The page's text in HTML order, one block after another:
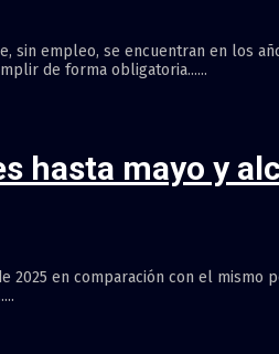
sin empleo, se encuentran en los
de forma obligatoria......
hasta mayo y
en comparación con el mismo